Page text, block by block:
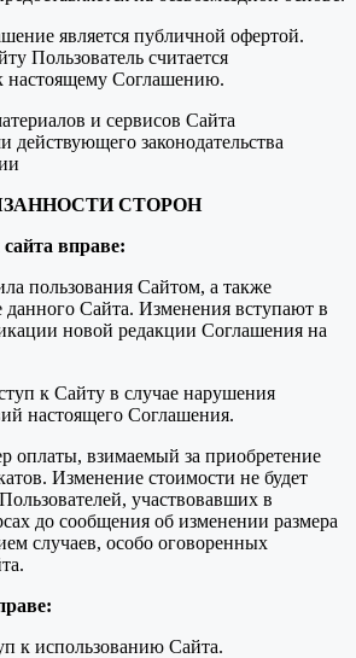
является публичной офертой.
Пользователь считается
настоящему Соглашению.
и сервисов Сайта
действующего законодательства
СТОРОН
вправе:
пользования Сайтом, а также
данного Сайта. Изменения вступают в
новой редакции Соглашения на
к Сайту в случае нарушения
настоящего Соглашения.
оплаты, взимаемый за приобретение
Изменение стоимости не будет
участвовавших в
до сообщения об изменении размера
случаев, особо оговоренных
к использованию Сайта.